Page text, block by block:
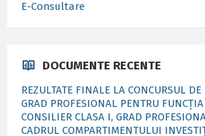
E-Consultare
DOCUMENTE RECENTE
REZULTATE FINALE LA CONCURSUL
GRAD PROFESIONAL PENTRU
CONSILIER CLASA I, GRAD
CADRUL COMPARTIMENTULUI